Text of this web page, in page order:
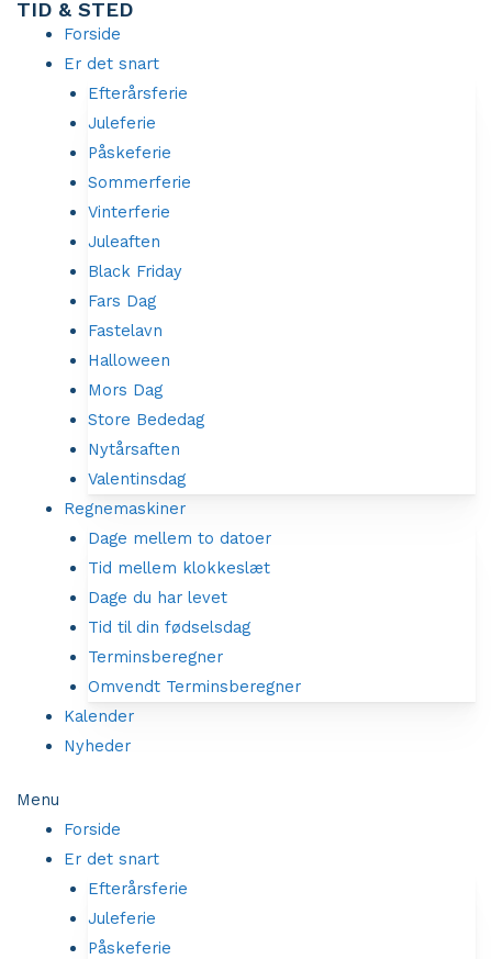
indholdet
TID & STED
Forside
Er det snart
Efterårsferie
Juleferie
Påskeferie
Sommerferie
Vinterferie
Juleaften
Black Friday
Fars Dag
Fastelavn
Halloween
Mors Dag
Store Bededag
Nytårsaften
Valentinsdag
Regnemaskiner
Dage mellem to datoer
Tid mellem klokkeslæt
Dage du har levet
Tid til din fødselsdag
Terminsberegner
Omvendt Terminsberegner
Kalender
Nyheder
Menu
Forside
Er det snart
Efterårsferie
Juleferie
Påskeferie